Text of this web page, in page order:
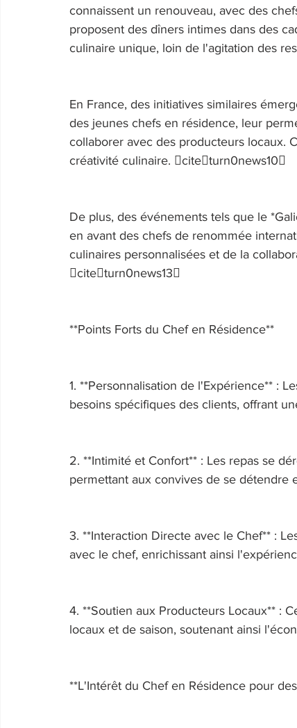
connaissent un renouveau, avec des
proposent des dîners intimes dans des
culinaire unique, loin de l'agitation des
En France, des initiatives similaires
des jeunes chefs en résidence, leur
collaborer avec des producteurs locaux.
créativité culinaire. citeturn0news10
De plus, des événements tels que le
en avant des chefs de renommée
culinaires personnalisées et de la
citeturn0news13
**Points Forts du Chef en Résidence**
1. **Personnalisation de l'Expérience** :
besoins spécifiques des clients, offrant
2. **Intimité et Confort** : Les repas se
permettant aux convives de se détendre
3. **Interaction Directe avec le Chef** :
avec le chef, enrichissant ainsi
4. **Soutien aux Producteurs Locaux** :
locaux et de saison, soutenant ainsi
**L'Intérêt du Chef en Résidence pour